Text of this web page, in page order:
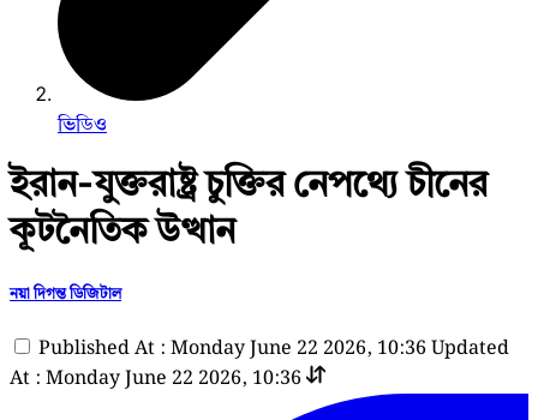
ভিডিও
ইরান-যুক্তরাষ্ট্র চুক্তির নেপথ্যে চীনের
কূটনৈতিক উত্থান
নয়া দিগন্ত ডিজিটাল
Published At : Monday June 22 2026, 10:36 Updated
At : Monday June 22 2026, 10:36